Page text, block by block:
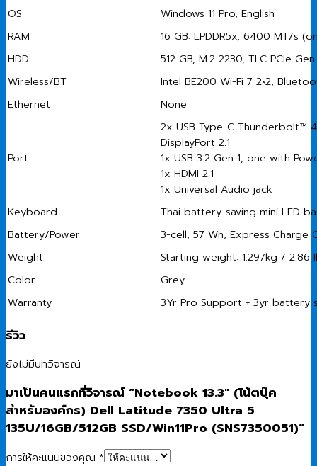
OS
Windows 11 Pro, English
RAM
16 GB: LPDDR5x, 6400 MT/s
HDD
512 GB, M.2 2230, TLC PCIe
Wireless/BT
Intel BE200 Wi-Fi 7 2×2,
Ethernet
None
Port
2x USB Type-C Thunderbolt™
DisplayPort 2.1
1x USB 3.2 Gen 1, one with
1x HDMI 2.1
1x Universal Audio jack
Keyboard
Thai battery-saving mini LED
Battery/Power
3-cell, 57 Wh, Express Charge
Weight
Starting weight: 1.297kg / 2.86
Color
Grey
Warranty
3Yr Pro Support + 3yr battery
รีวิว
ยังไม่มีบทวิจารณ์
มาเป็นคนแรกที่วิจารณ์ “Notebook 13.3″ (โน้ตบุ๊ค
สำหรับองค์กร) Dell Latitude 7350 Ultra 5
135U/16GB/512GB SSD/Win11Pro (SNS7350051)”
การให้คะแนนของคุณ *